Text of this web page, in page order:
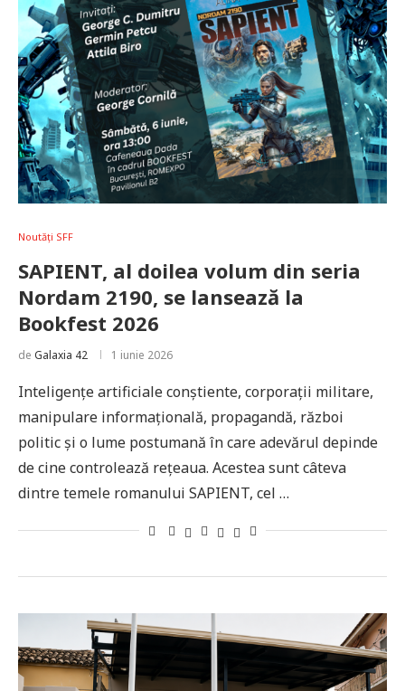
Noutăți SFF
SAPIENT, al doilea volum din seria
Nordam 2190, se lansează la
Bookfest 2026
de Galaxia 42 1 iunie 2026
Inteligențe artificiale conștiente, corporații militare,
manipulare informațională, propagandă, război
politic și o lume postumană în care adevărul depinde
de cine controlează rețeaua. Acestea sunt câteva
dintre temele romanului SAPIENT, cel …